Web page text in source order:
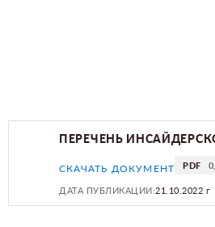
ПЕРЕЧЕНЬ
СКАЧАТЬ ДОКУМЕНТ PDF
ДАТА ПУБЛИКАЦИИ:21.10.2022 г